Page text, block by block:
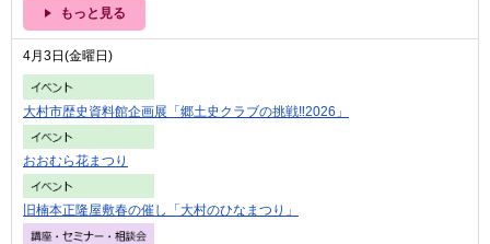
もっと見る
4月3日(金曜日)
大村市歴史資料館企画展「郷土史クラブの挑戦‼2026」
おおむら花まつり
旧楠本正隆屋敷春の催し「大村のひなまつり」